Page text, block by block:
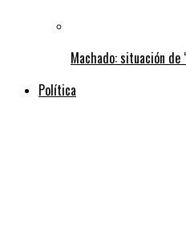
Machado: situación
Política